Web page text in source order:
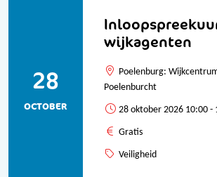
wijkagenten
28
OCTOBER
Poelenburg:
Poelenburcht
28 oktober 2026 10:00 -
Gratis
Veiligheid